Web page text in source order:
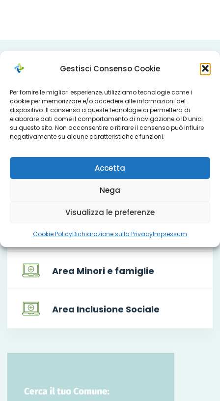
Gestisci Consenso Cookie
Per fornire le migliori esperienze, utilizziamo tecnologie come i
cookie per memorizzare e/o accedere alle informazioni del
dispositivo. Il consenso a queste tecnologie ci permetterà di
elaborare dati come il comportamento di navigazione o ID unici
su questo sito. Non acconsentire o ritirare il consenso può influire
negativamente su alcune caratteristiche e funzioni.
Accetta
Nega
Visualizza le preferenze
Cookie PolicyDichiarazione sulla PrivacyImpressum
Servizi
Determine del Direttore
Area Anziani
Area Disabilita'
Area Minori e famiglie
Area Inclusione Sociale